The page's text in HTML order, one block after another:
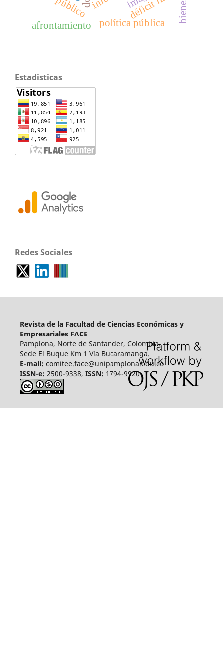
política pública
afrontamiento
Estadisticas
Redes Sociales
Revista de la Facultad de Ciencias Económicas y
Empresariales FACE
Pamplona, Norte de Santander, Colombia.
Sede El Buque Km 1 Vía Bucaramanga.
E-mail: comitee.face@unipamplona.edu.co
ISSN-e: 2500-9338, ISSN: 1794-9920